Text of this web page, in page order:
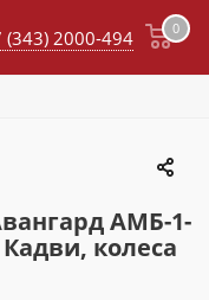
0
(343) 2000-494
АМБ-1-
колеса